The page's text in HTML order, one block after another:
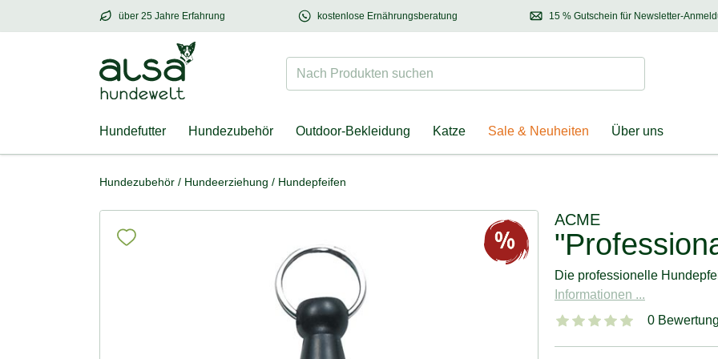
über 25 Jahre Erfahrung
über25 Jahre Erfahrung – mit Herz für Hund & Halter 15 % Gutschein für Newsletter-
Entdecken Sie
kostenlose Ernährungsberatung
Kontaktieren Sie unsere
Ernährungsberatung:
Nach Produkten suchen Suchen
Hundefutter Hundezubehör Outdoor-Bekleidung Katze Sale & Neuheiten Über uns
Hundezubehör / Hundeerziehung / Hundepfeifen
ACME
Die professionelle
Informationen ...
0